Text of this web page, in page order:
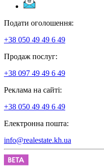
Подати оголошення:
+38 050 49 49 6 49
Продаж послуг:
+38 097 49 49 6 49
Реклама на сайті:
+38 050 49 49 6 49
Електронна пошта:
info@realestate.kh.ua